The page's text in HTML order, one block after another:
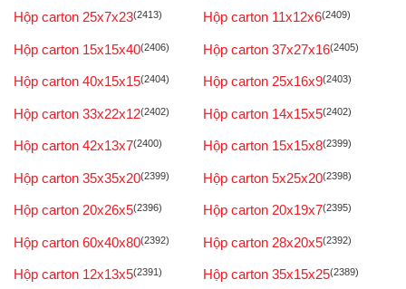
Hộp carton 25x7x23(2413) Hộp carton 11x12x6(2409)
Hộp carton 15x15x40(2406) Hộp carton 37x27x16(2405)
Hộp carton 40x15x15(2404) Hộp carton 25x16x9(2403)
Hộp carton 33x22x12(2402) Hộp carton 14x15x5(2402)
Hộp carton 42x13x7(2400) Hộp carton 15x15x8(2399)
Hộp carton 35x35x20(2399) Hộp carton 5x25x20(2398)
Hộp carton 20x26x5(2396) Hộp carton 20x19x7(2395)
Hộp carton 60x40x80(2392) Hộp carton 28x20x5(2392)
Hộp carton 12x13x5(2391) Hộp carton 35x15x25(2389)